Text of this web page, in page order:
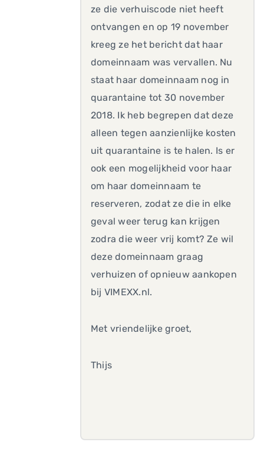
ze die verhuiscode niet heeft
ontvangen en op 19 november
kreeg ze het bericht dat haar
domeinnaam was vervallen. Nu
staat haar domeinnaam nog in
quarantaine tot 30 november
2018. Ik heb begrepen dat deze
alleen tegen aanzienlijke kosten
uit quarantaine is te halen. Is er
ook een mogelijkheid voor haar
om haar domeinnaam te
reserveren, zodat ze die in elke
geval weer terug kan krijgen
zodra die weer vrij komt? Ze wil
deze domeinnaam graag
verhuizen of opnieuw aankopen
bij VIMEXX.nl.
Met vriendelijke groet,
Thijs